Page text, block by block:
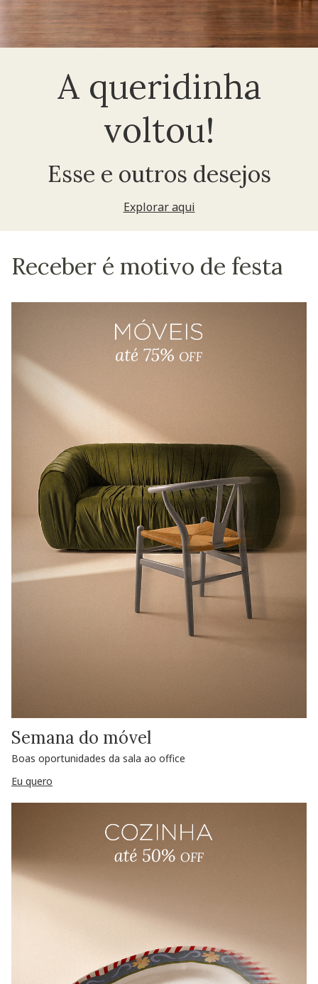
A queridinha
voltou!
Esse e outros desejos
Explorar aqui
Receber é motivo de festa
Semana do móvel
Boas oportunidades da sala ao office
Eu quero